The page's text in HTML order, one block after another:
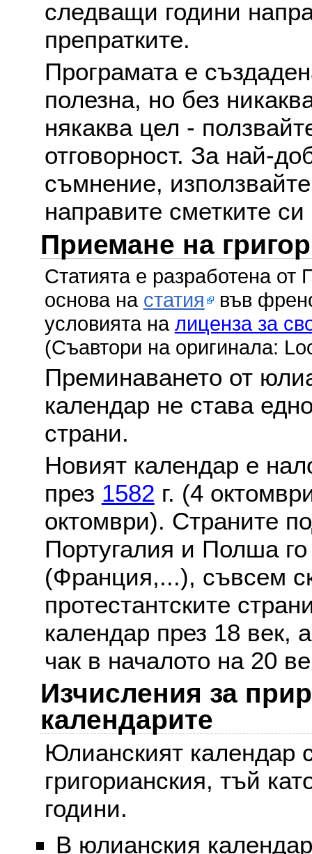
следващи години
препратките.
Програмата е
полезна, но без
някаква цел -
отговорност. За най-
съмнение,
направите сметките
Приемане на
Статията е разработена
основа на статия във
условията на лиценза за
(Съавтори на оригинала:
Преминаването от
календар не става
страни.
Новият календар е
през 1582 г. (4
октомври). Страните
Португалия и Полша
(Франция,...), съвсем
протестантските
календар през 18 век,
чак в началото на 20
Изчисления за
календарите
Юлианският календар
григорианския, тъй
години.
В юлианския